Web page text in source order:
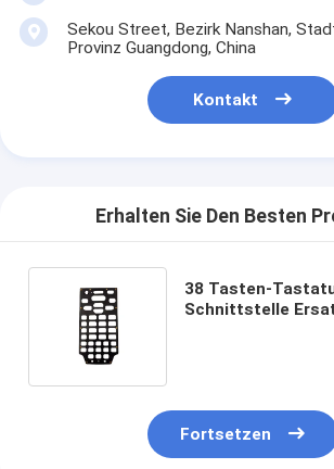
Sekou Street, Bezirk Nanshan,
Provinz Guangdong, China
Kontakt
Erhalten Sie Den Besten
38 Tasten-
Schnittstelle
Fortsetzen